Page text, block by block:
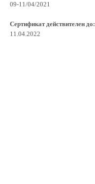
09-11/04/2021
Сертификат действителен до:
11.04.2022